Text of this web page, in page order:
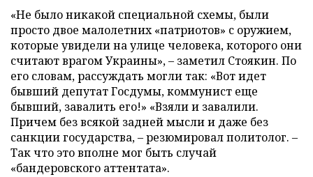
«Не было никакой специальной схемы, были
просто двое малолетних «патриотов» с оружием,
которые увидели на улице человека, которого они
считают врагом Украины», – заметил Стоякин. По
его словам, рассуждать могли так: «Вот идет
бывший депутат Госдумы, коммунист еще
бывший, завалить его!» «Взяли и завалили.
Причем без всякой задней мысли и даже без
санкции государства, – резюмировал политолог. –
Так что это вполне мог быть случай
«бандеровского аттентата».